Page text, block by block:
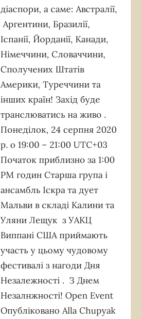
діаспори, а саме: Австралії,
Аргентини, Бразилії,
Іспанії, Йорданії, Канади,
Німеччини, Cловаччини,
Сполучених Штатів
Америки, Туреччини та
інших країн! Захід буде
транслюватись на живо .
Понеділок, 24 серпня 2020
р. о 19:00 – 21:00 UTC+03
Початок приблизно за 1:00
PM годин Старша група і
ансамбль Іскра та дует
Мальви в складі Калини та
Уляни Лещук з УАКЦ
Виппані США приймають
участь у цьому чудовому
фестивалі з нагоди Дня
Незалежності . З Днем
Незалнжності! Open Event
Опубліковано Alla Chupyak